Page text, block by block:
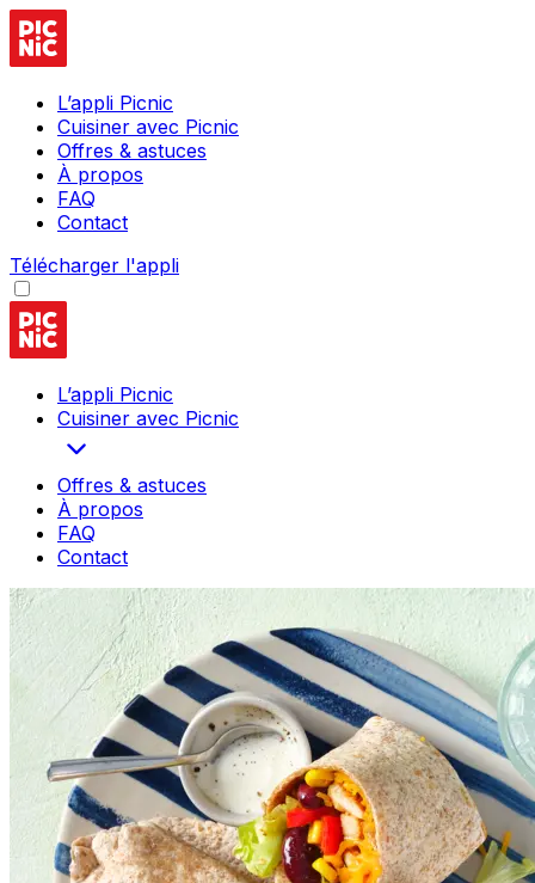
L’appli Picnic
Cuisiner avec Picnic
Offres & astuces
À propos
FAQ
Contact
Télécharger l'appli
L’appli Picnic
Cuisiner avec Picnic
Offres & astuces
À propos
FAQ
Contact